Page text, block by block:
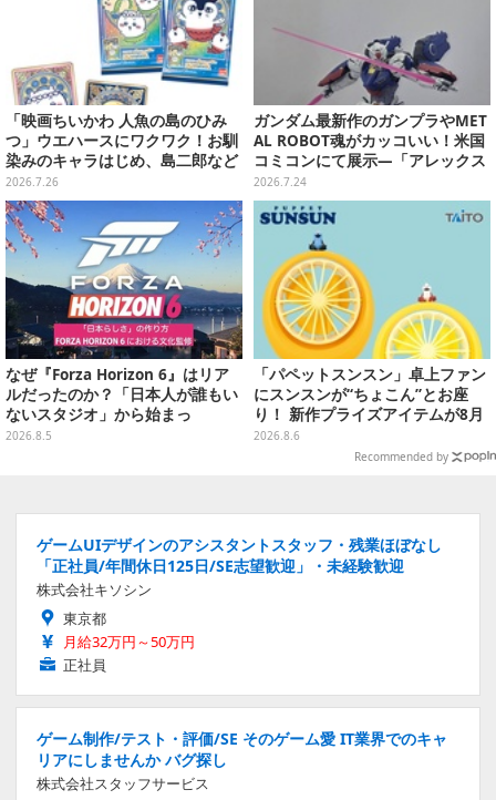
「映画ちいかわ 人魚の島のひみ
つ」ウエハースにワクワク！お馴
染みのキャラはじめ、島二郎など
セイレーン編カード全22種
2026.7.26
ガンダム最新作のガンプラやMET
AL ROBOT魂がカッコいい！米国
コミコンにて展示―「アレックス
ゼロ」『GUNDAM ROGUE ORBI
T』の主人公機
2026.7.24
なぜ『Forza Horizon 6』はリア
ルだったのか？「日本人が誰もい
ないスタジオ」から始まっ
た、“生活感のある日本"の作り方
2026.8.5
「パペットスンスン」卓上ファン
にスンスンが“ちょこん”とお座
り！ 新作プライズアイテムが8月
下旬より展開ーオーロラストラッ
プ付きぬいぐるみも可愛い
2026.8.6
Recommended by
ゲームUIデザインのアシスタントスタッフ・残業ほぼなし
「正社員/年間休日125日/SE志望歓迎」・未経験歓迎
株式会社キソシン
東京都
月給32万円～50万円
正社員
ゲーム制作/テスト・評価/SE そのゲーム愛 IT業界でのキャ
リアにしませんか バグ探し
株式会社スタッフサービス